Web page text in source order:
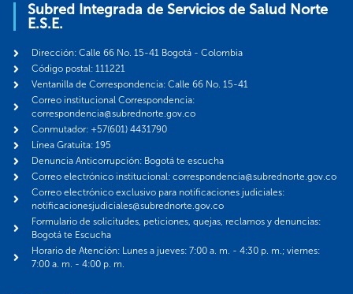
Subred Integrada de Servicios de Salud Norte
E.S.E.
Dirección: Calle 66 No. 15-41 Bogotá - Colombia
Código postal: 111221
Ventanilla de Correspondencia: Calle 66 No. 15-41
Correo institucional Correspondencia:
correspondencia@subrednorte.gov.co
Conmutador: +57(601) 4431790
Línea Gratuita: 195
Denuncia Anticorrupción: Bogotá te escucha
Correo electrónico institucional: correspondencia@subrednorte.gov.co
Correo electrónico exclusivo para notificaciones judiciales:
notificacionesjudiciales@subrednorte.gov.co
Formulario de solicitudes, peticiones, quejas, reclamos y denuncias:
Bogotá te Escucha
Horario de Atención: Lunes a jueves: 7:00 a. m. - 4:30 p. m.; viernes:
7:00 a. m. - 4:00 p. m.